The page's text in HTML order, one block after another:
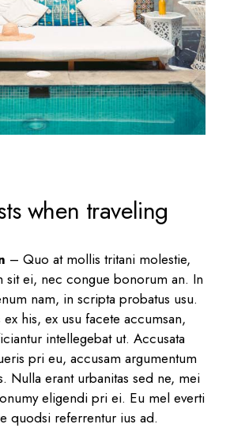
when traveling
– Quo at mollis tritani molestie,
sit ei, nec congue bonorum an. In
nam, in scripta probatus usu.
his, ex usu facete accumsan,
intellegebat ut. Accusata
pri eu, accusam argumentum
Nulla erant urbanitas sed ne, mei
eligendi pri ei. Eu mel everti
quodsi referrentur ius ad.